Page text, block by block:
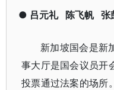
● 吕元礼 陈飞帆 张
新加坡国会是新
事大厅是国会议员开
投票通过法案的场所